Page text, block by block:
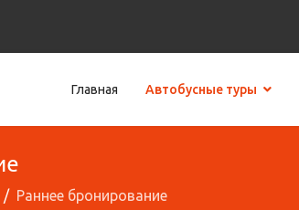
Главная Автобусные туры
Раннее бронирование